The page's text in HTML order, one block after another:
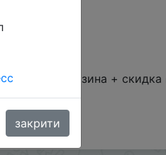
главной магазина +
закрити